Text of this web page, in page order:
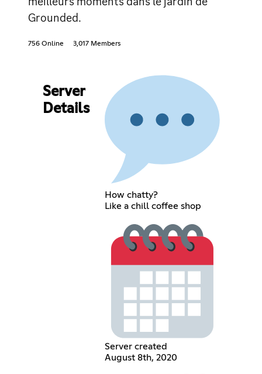
Grounded.
756 Online 3,017 Members
Server
Details
How chatty?
Like a chill coffee shop
Server created
August 8th, 2020